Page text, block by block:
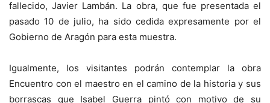
fallecido, Javier Lambán. La obra, que fue presentada el
pasado 10 de julio, ha sido cedida expresamente por el
Gobierno de Aragón para esta muestra.
Igualmente, los visitantes podrán contemplar la obra
Encuentro con el maestro en el camino de la historia y sus
borrascas que Isabel Guerra pintó con motivo de su